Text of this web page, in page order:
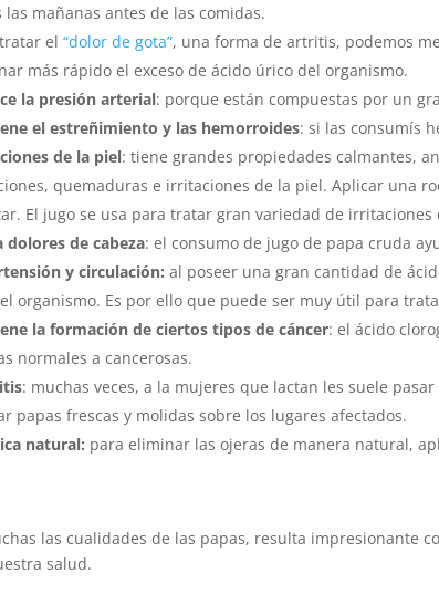
las mañanas antes de las comidas.
el “dolor de gota”, una forma de artritis, podemos
más rápido el exceso de ácido úrico del organismo.
la presión arterial: porque están compuestas por un
el estreñimiento y las hemorroides: si las consumís
de la piel: tiene grandes propiedades calmantes,
quemaduras e irritaciones de la piel. Aplicar una
El jugo se usa para tratar gran variedad de irritaciones
dolores de cabeza: el consumo de jugo de papa cruda
y circulación: al poseer una gran cantidad de
organismo. Es por ello que puede ser muy útil para
la formación de ciertos tipos de cáncer: el ácido
normales a cancerosas.
: muchas veces, a la mujeres que lactan les suele
papas frescas y molidas sobre los lugares afectados.
natural: para eliminar las ojeras de manera natural,
las cualidades de las papas, resulta impresionante
salud.